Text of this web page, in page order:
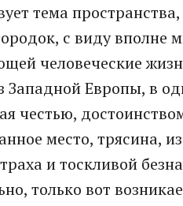
тема
с виду вполне
человеческие
Западной Европы, в
честью,
место, трясина,
и тоскливой
только вот